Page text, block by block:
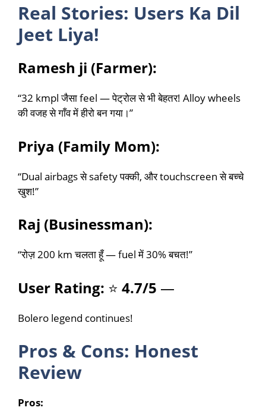
Real Stories: Users Ka Dil
Jeet Liya!
Ramesh ji (Farmer):
“32 kmpl जैसा feel — पेट्रोल से भी बेहतर! Alloy wheels
की वजह से गाँव में हीरो बन गया।”
Priya (Family Mom):
“Dual airbags से safety पक्की, और touchscreen से बच्चे
खुश!”
Raj (Businessman):
“रोज़ 200 km चलता हूँ — fuel में 30% बचत!”
User Rating: ⭐ 4.7/5 —
Bolero legend continues!
Pros & Cons: Honest
Review
Pros: